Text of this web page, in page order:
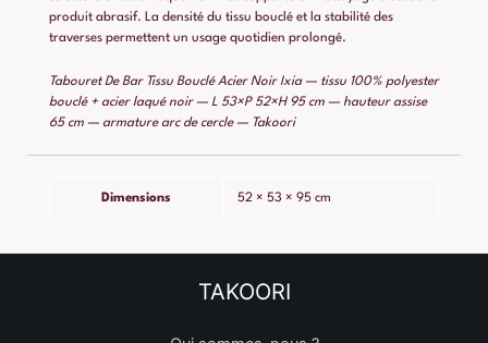
produit abrasif. La densité du tissu bouclé et la stabilité des
traverses permettent un usage quotidien prolongé.
Tabouret De Bar Tissu Bouclé Acier Noir Ixia — tissu 100% polyester
bouclé + acier laqué noir — L 53×P 52×H 95 cm — hauteur assise
65 cm — armature arc de cercle — Takoori
Dimensions 52 × 53 × 95 cm
TAKOORI